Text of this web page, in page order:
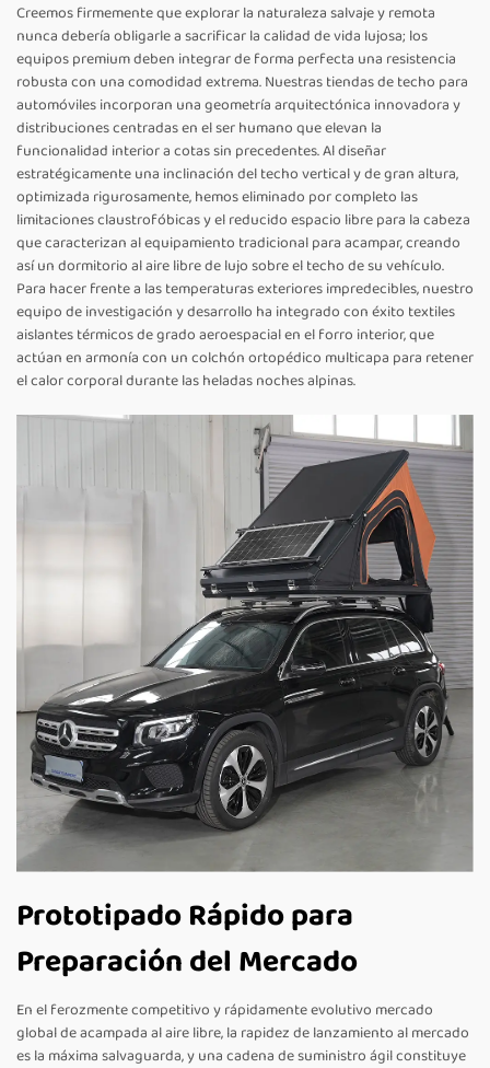
Creemos firmemente que explorar la naturaleza salvaje y remota
nunca debería obligarle a sacrificar la calidad de vida lujosa; los
equipos premium deben integrar de forma perfecta una resistencia
robusta con una comodidad extrema. Nuestras tiendas de techo para
automóviles incorporan una geometría arquitectónica innovadora y
distribuciones centradas en el ser humano que elevan la
funcionalidad interior a cotas sin precedentes. Al diseñar
estratégicamente una inclinación del techo vertical y de gran altura,
optimizada rigurosamente, hemos eliminado por completo las
limitaciones claustrofóbicas y el reducido espacio libre para la cabeza
que caracterizan al equipamiento tradicional para acampar, creando
así un dormitorio al aire libre de lujo sobre el techo de su vehículo.
Para hacer frente a las temperaturas exteriores impredecibles, nuestro
equipo de investigación y desarrollo ha integrado con éxito textiles
aislantes térmicos de grado aeroespacial en el forro interior, que
actúan en armonía con un colchón ortopédico multicapa para retener
el calor corporal durante las heladas noches alpinas.
Prototipado Rápido para
Preparación del Mercado
En el ferozmente competitivo y rápidamente evolutivo mercado
global de acampada al aire libre, la rapidez de lanzamiento al mercado
es la máxima salvaguarda, y una cadena de suministro ágil constituye